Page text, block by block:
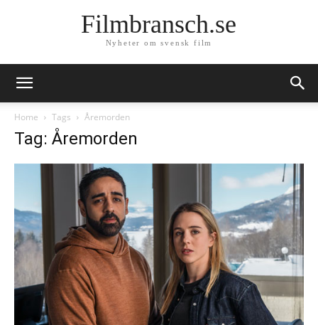
Filmbransch.se
Nyheter om svensk film
Home Tags Åremorden
Tag: Åremorden